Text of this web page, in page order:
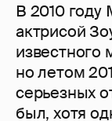
В 2010 году
актрисой
известного
но летом
серьезных
был, хотя